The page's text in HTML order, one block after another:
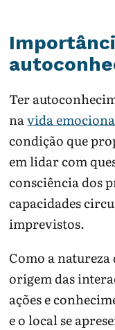
Ter
navida
condição que
em lidar com
consciência dos
capacidades
imprevistos.
Como a
origem das
ações e
e o local se